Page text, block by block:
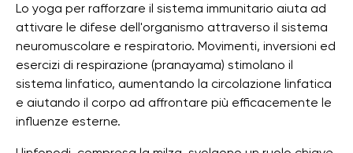
Lo yoga per rafforzare il sistema immunitario aiuta ad
attivare le difese dell'organismo attraverso il sistema
neuromuscolare e respiratorio. Movimenti, inversioni ed
esercizi di respirazione (pranayama) stimolano il
sistema linfatico, aumentando la circolazione linfatica
e aiutando il corpo ad affrontare più efficacemente le
influenze esterne.